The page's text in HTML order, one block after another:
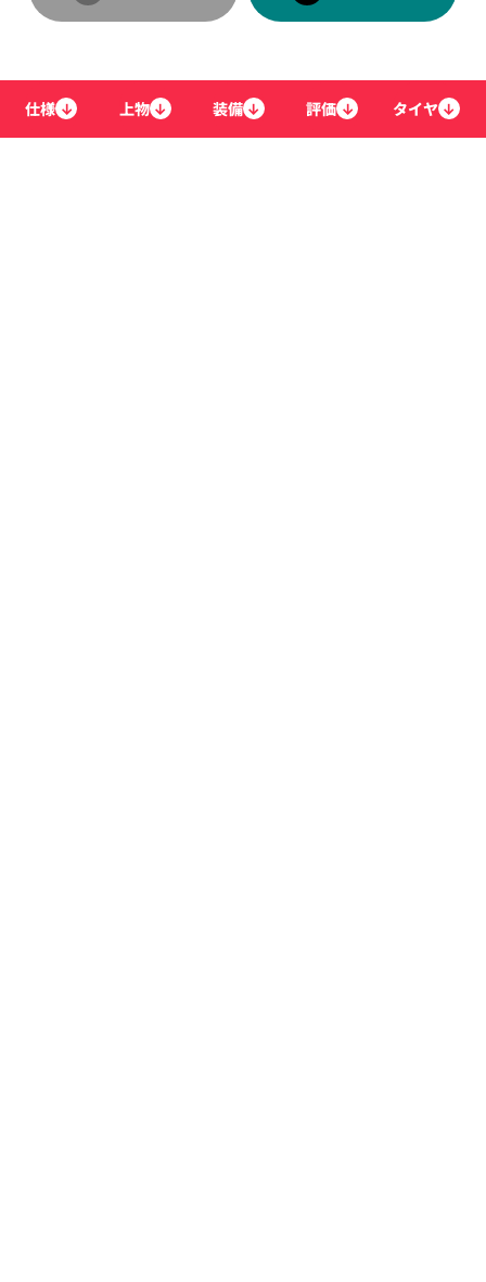
仕様 ↓ 上物 ↓ 装備 ↓ 評価 ↓ タイヤ ↓